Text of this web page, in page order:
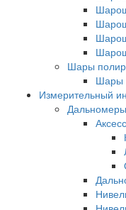
Шары
Шары
Измерительный